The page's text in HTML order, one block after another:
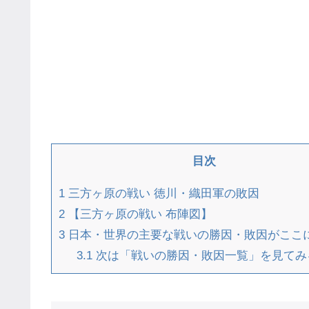
目次
1 三方ヶ原の戦い 徳川・織田軍の敗因
2 【三方ヶ原の戦い 布陣図】
3 日本・世界の主要な戦いの勝因・敗因がここ
3.1次は「戦いの勝因・敗因一覧」を見てみ